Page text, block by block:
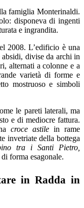
famiglia Monterinaldi.
disponeva di ingenti
e ingrandita.
2008. L’edificio è una
divise da archi in
alternati a colonne e a
varietà di forme e
mostruoso e simboli
le pareti laterali, ma
e di mediocre fattura.
croce astile in rame
invetriate della bottega
tra i Santi Pietro,
forma esagonale.
in Radda in